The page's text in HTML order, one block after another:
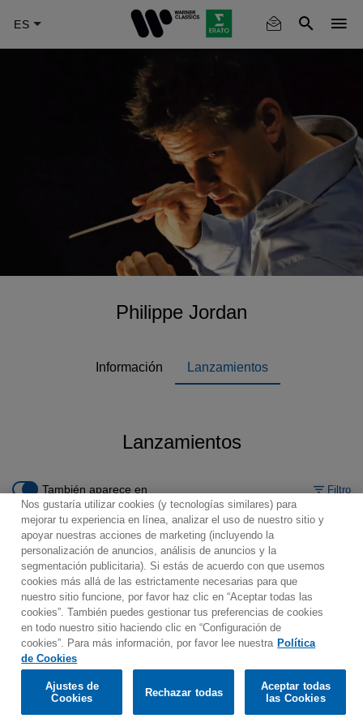
main
Philippe Jordan
Información Lanzamientos
Lanzamientos
También aparece en Filtro
Contacto Boletin informativo
Términos de Uso
Política de Privacidad
Mapa web
Política de cookies
Ajustes de Cookies
© 2025 Parlophone Records Limited. All rights reserved.
Would you prefer to visit our website in English?
Confirm
Nos gustaría utilizar cookies (y tecnologías similares) para
mejorar tu experiencia en línea, analizar el uso de nuestro sitio y
apoyar nuestras acciones de marketing (incluyendo la
personalización de anuncios, análisis de anuncios y la
segmentación publicitaria). Si estás de acuerdo con que usemos
cookies más allá de las estrictamente necesarias para que
nuestro sitio funcione, por favor haz clic en “Aceptar todas las
cookies”. También puedes gestionar tus preferencias de cookies
en todo nuestro sitio haciendo clic en “Configuración de
cookies”. Para más información, por favor lee nuestra Política
de Cookies
Ajustes de
Cookies
Rechazar todas
Aceptar todas
las Cookies